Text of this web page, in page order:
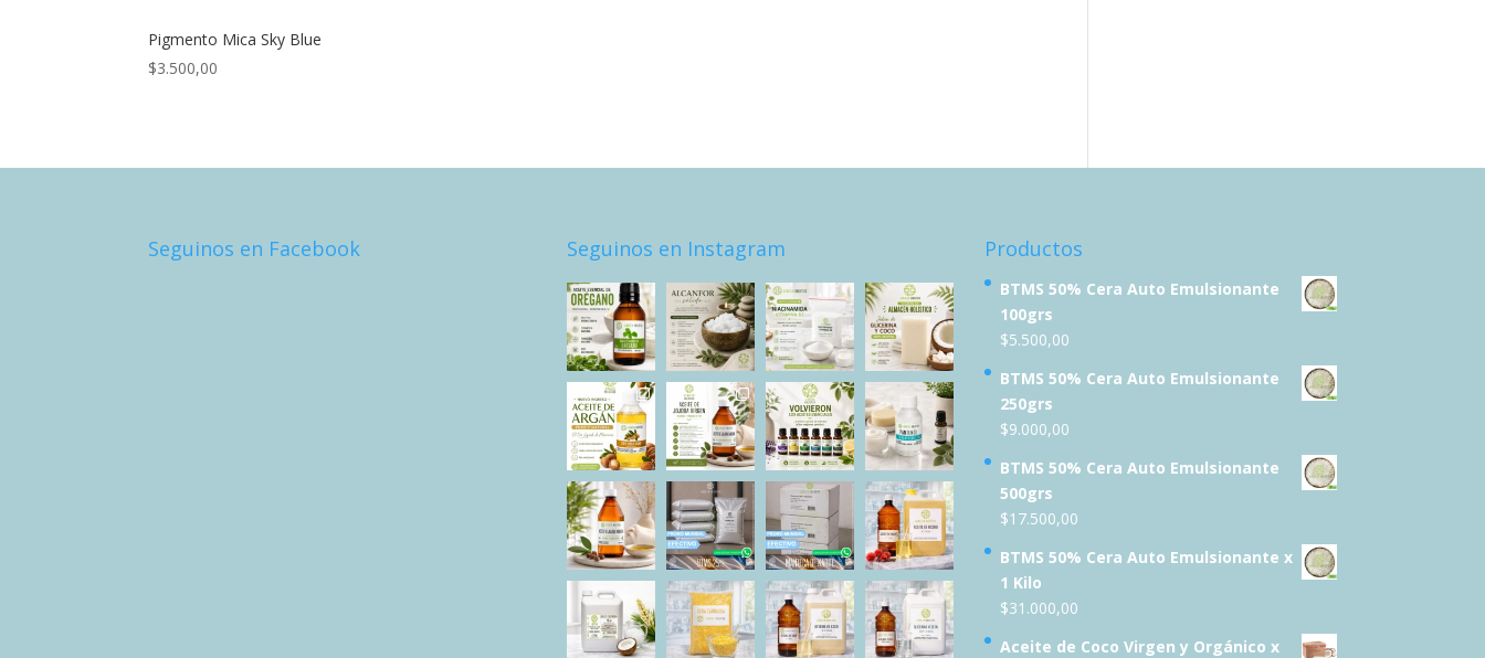
Pigmento Mica Sky Blue
$3.500,00
Seguinos en Facebook Seguinos en Instagram Productos
BTMS 50% Cera Auto Emulsionante
100grs
$5.500,00
BTMS 50% Cera Auto Emulsionante
250grs
$9.000,00
BTMS 50% Cera Auto Emulsionante
500grs
$17.500,00
BTMS 50% Cera Auto Emulsionante x
1 Kilo
$31.000,00
Aceite de Coco Virgen y Orgánico x